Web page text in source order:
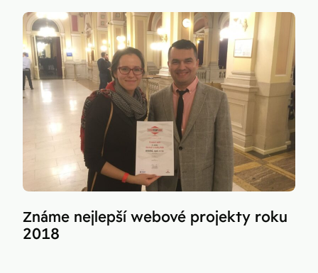
Známe nejlepší webové projekty roku
2018